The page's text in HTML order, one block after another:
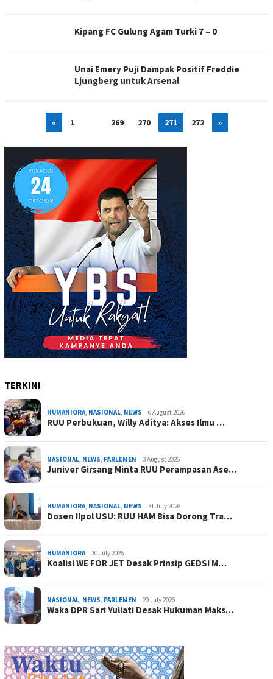
Kipang FC Gulung Agam Turki 7 – 0
Unai Emery Puji Dampak Positif Freddie
Ljungberg untuk Arsenal
« 1 269 270 271 272 »
TERKINI
HUMANIORA, NASIONAL, NEWS 6 August 2026
RUU Perbukuan, Willy Aditya: Akses Ilmu …
NASIONAL, NEWS, PARLEMEN 3 August 2026
Juniver Girsang Minta RUU Perampasan Ase…
HUMANIORA, NASIONAL, NEWS 31 July 2026
Dosen Ilpol USU: RUU HAM Bisa Dorong Tra…
HUMANIORA 30 July 2026
Koalisi WE FOR JET Desak Prinsip GEDSI M…
NASIONAL, NEWS, PARLEMEN 20 July 2026
Waka DPR Sari Yuliati Desak Hukuman Maks…